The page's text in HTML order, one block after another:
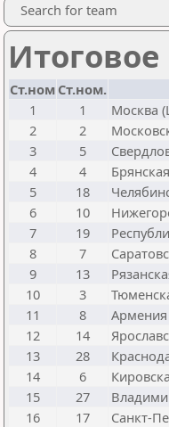
Search for team
Ст.ном Ст.ном.
1
1
Москва
2
2
3
5
4
4
5
18
6
10
7
19
8
7
9
13
10
3
11
8
12
14
13
28
14
6
15
27
16
17
Санкт-